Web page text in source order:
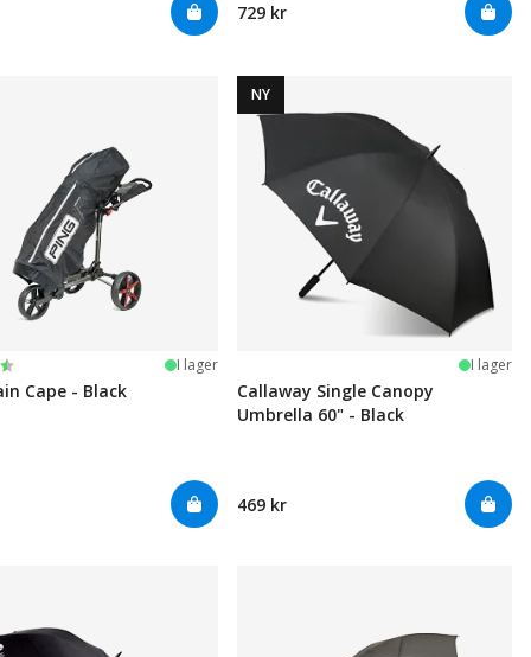
729 kr
5 stjärnor I lager
Cape - Black
NY
I lager
Callaway Single Canopy
Umbrella 60" - Black
469 kr